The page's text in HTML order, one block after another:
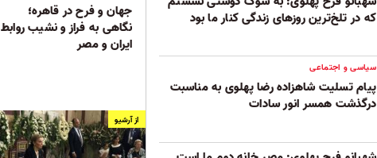
که در تلخ‌ترین روزهای زندگی کنار ما بود
سیاسی و اجتماعی
پیام تسلیت شاهزاده رضا پهلوی به مناسبت
درگذشت همسر انور سادات
از آرشیو
جهان و فرح در قاهره؛
نگاهی به فراز و نشیب روابط
ایران و مصر